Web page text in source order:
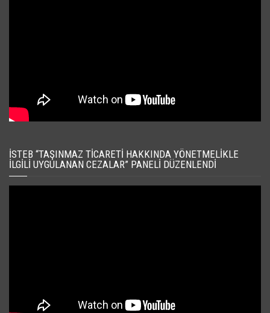
İSTEB “TAŞINMAZ TICARETI HAKKINDA YÖNETMELIKLE
İLGILI UYGULANAN CEZALAR” PANELI DÜZENLENDI